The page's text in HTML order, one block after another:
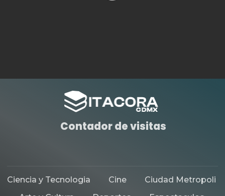
Contador de visitas
Ciencia y Tecnologia Cine
Ciudad Metropoli